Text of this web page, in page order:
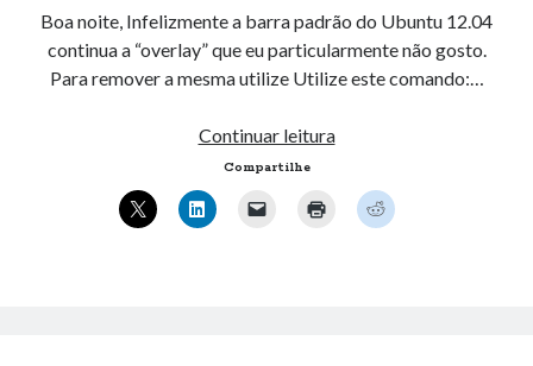
Boa noite, Infelizmente a barra padrão do Ubuntu 12.04
continua a “overlay” que eu particularmente não gosto.
Para remover a mesma utilize Utilize este comando:…
Continuar leituraRemover
Desabilitar
Compartilhe